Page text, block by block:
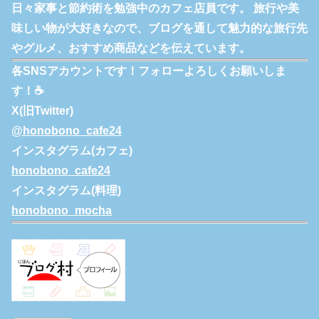
日々家事と節約術を勉強中のカフェ店員です。 旅行や美
味しい物が大好きなので、ブログを通して魅力的な旅行先
やグルメ、おすすめ商品などを伝えています。
各SNSアカウントです！フォローよろしくお願いしま
す！☕
X(旧Twitter)
@honobono_cafe24
インスタグラム(カフェ)
honobono_cafe24
インスタグラム(料理)
honobono_mocha